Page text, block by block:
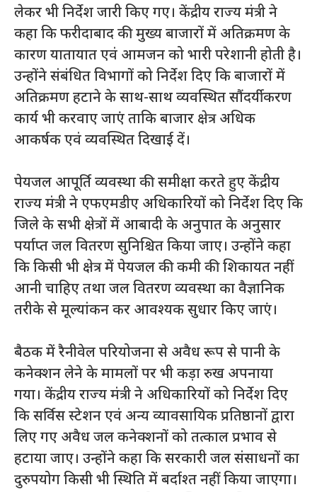
लेकर भी निर्देश जारी किए गए। केंद्रीय राज्य मंत्री ने
कहा कि फरीदाबाद की मुख्य बाजारों में अतिक्रमण के
कारण यातायात एवं आमजन को भारी परेशानी होती है।
उन्होंने संबंधित विभागों को निर्देश दिए कि बाजारों में
अतिक्रमण हटाने के साथ-साथ व्यवस्थित सौंदर्यीकरण
कार्य भी करवाए जाएं ताकि बाजार क्षेत्र अधिक
आकर्षक एवं व्यवस्थित दिखाई दें।
पेयजल आपूर्ति व्यवस्था की समीक्षा करते हुए केंद्रीय
राज्य मंत्री ने एफएमडीए अधिकारियों को निर्देश दिए कि
जिले के सभी क्षेत्रों में आबादी के अनुपात के अनुसार
पर्याप्त जल वितरण सुनिश्चित किया जाए। उन्होंने कहा
कि किसी भी क्षेत्र में पेयजल की कमी की शिकायत नहीं
आनी चाहिए तथा जल वितरण व्यवस्था का वैज्ञानिक
तरीके से मूल्यांकन कर आवश्यक सुधार किए जाएं।
बैठक में रैनीवेल परियोजना से अवैध रूप से पानी के
कनेक्शन लेने के मामलों पर भी कड़ा रुख अपनाया
गया। केंद्रीय राज्य मंत्री ने अधिकारियों को निर्देश दिए
कि सर्विस स्टेशन एवं अन्य व्यावसायिक प्रतिष्ठानों द्वारा
लिए गए अवैध जल कनेक्शनों को तत्काल प्रभाव से
हटाया जाए। उन्होंने कहा कि सरकारी जल संसाधनों का
दुरुपयोग किसी भी स्थिति में बर्दाश्त नहीं किया जाएगा।